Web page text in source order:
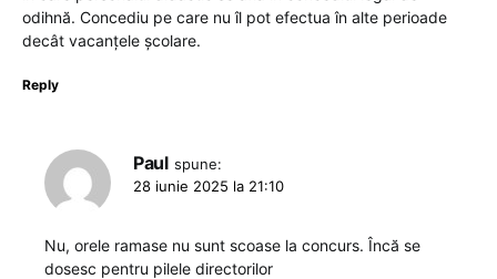
odihnă. Concediu pe care nu îl pot efectua în alte perioade
decât vacanțele școlare.
Reply
Paul spune:
28 iunie 2025 la 21:10
Nu, orele ramase nu sunt scoase la concurs. Încă se
dosesc pentru pilele directorilor